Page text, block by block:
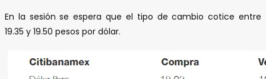
En la sesión se espera que el tipo de cambio cotice entre
19.35 y 19.50 pesos por dólar.